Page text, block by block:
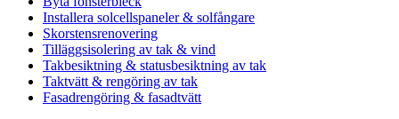
Installera solcellspaneler & solfångare
Skorstensrenovering
Tilläggsisolering av tak & vind
Takbesiktning & statusbesiktning av tak
Taktvätt & rengöring av tak
Fasadrengöring & fasadtvätt